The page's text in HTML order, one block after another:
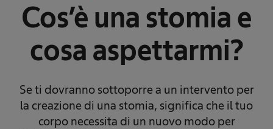
Cos’è una stomia e
cosa aspettarmi?
Se ti dovranno sottoporre a un intervento per
la creazione di una stomia, significa che il tuo
corpo necessita di un nuovo modo per